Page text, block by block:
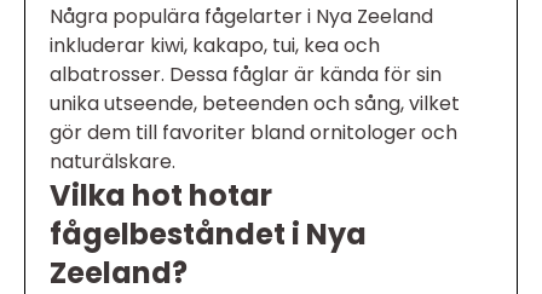
Några populära fågelarter i Nya Zeeland
inkluderar kiwi, kakapo, tui, kea och
albatrosser. Dessa fåglar är kända för sin
unika utseende, beteenden och sång, vilket
gör dem till favoriter bland ornitologer och
naturälskare.
Vilka hot hotar
fågelbeståndet i Nya
Zeeland?